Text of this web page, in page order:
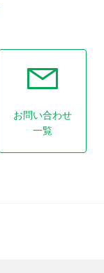
お問い合わせ
一覧